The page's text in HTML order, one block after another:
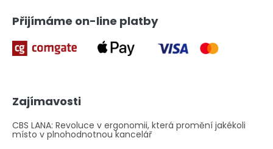
Přijímáme on-line platby
Zajímavosti
CBS LANA: Revoluce v ergonomii, která promění jakékoli
místo v plnohodnotnou kancelář